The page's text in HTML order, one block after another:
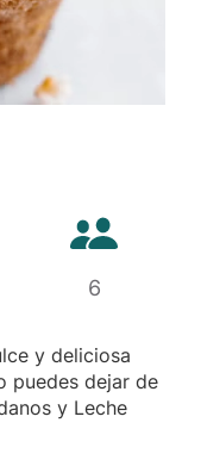
Cantidad
6
y deliciosa
puedes dejar de
y Leche